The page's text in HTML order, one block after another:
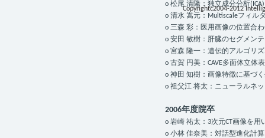
o 松尾 清隆：独立成分分析
o 清水 嵩元：Multiscaleフィル
o 三森 彩：医用画像の位置合
o 安田 敏樹：肝臓のセグメン
o 宮森 隆一：遺伝的アルゴリ
o 古賀 円美：CAVE多面体立体
o 神田 知樹：画像特徴に基づ
o 祖父江 将太：ニューラルネ
2006年度院卒
o 岩崎 祐太：3次元CT画像を
o 小林 佳奈美：対話型進化計
Copyrightc2004-2012